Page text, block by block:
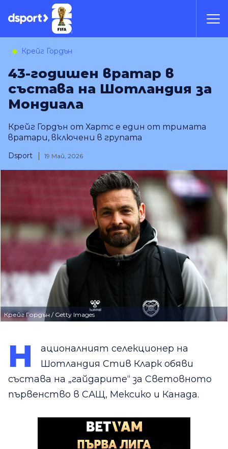
Крейг Гордън
43-годишен вратар в
състава на Шотландия за
Мондиала
Крейг Гордън от Хартс е един от тримата
вратари, включени в групата
Dsport 19 Май, 2026
Крейг Гордън / Getty Images
Н
ационалният селекционер на
Шотландия Стив Кларк обяви
състава на „гайдарите“ за Световното
първенство в САЩ, Мексико и Канада.